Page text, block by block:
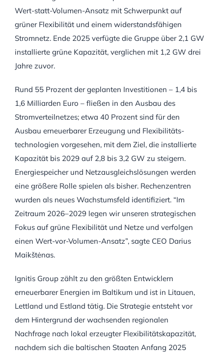
Wert-statt-Volumen-Ansatz mit Schwerpunkt auf
grüner Flexibilität und einem widerstandsfähigen
Stromnetz. Ende 2025 verfügte die Gruppe über 2,1 GW
installierte grüne Kapazität, verglichen mit 1,2 GW drei
Jahre zuvor.
Rund 55 Prozent der geplanten Investitionen – 1,4 bis
1,6 Milliarden Euro – fließen in den Ausbau des
Stromverteilnetzes; etwa 40 Prozent sind für den
Ausbau erneuerbarer Erzeugung und Flexibilitäts-
technologien vorgesehen, mit dem Ziel, die installierte
Kapazität bis 2029 auf 2,8 bis 3,2 GW zu steigern.
Energiespeicher und Netzausgleichslösungen werden
eine größere Rolle spielen als bisher. Rechenzentren
wurden als neues Wachstumsfeld identifiziert. “Im
Zeitraum 2026–2029 legen wir unseren strategischen
Fokus auf grüne Flexibilität und Netze und verfolgen
einen Wert-vor-Volumen-Ansatz”, sagte CEO Darius
Maikštėnas.
Ignitis Group zählt zu den größten Entwicklern
erneuerbarer Energien im Baltikum und ist in Litauen,
Lettland und Estland tätig. Die Strategie entsteht vor
dem Hintergrund der wachsenden regionalen
Nachfrage nach lokal erzeugter Flexibilitätskapazität,
nachdem sich die baltischen Staaten Anfang 2025